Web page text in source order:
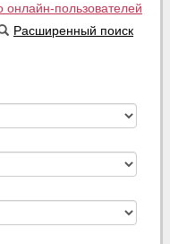
онлайн-пользователей
Расширенный поиск